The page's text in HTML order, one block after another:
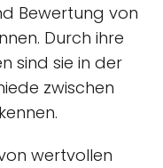
Bewertung von
Durch ihre
sind sie in der
zwischen
wertvollen